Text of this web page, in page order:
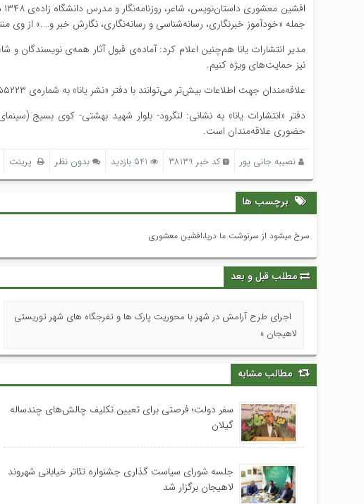
جمله «خودآموز خبرنگاری، رسانه‌شناسی و رسانه‌نگاری، نگارش خبر و….» از وی
مدیر انتشارات یانا هم‌چنین اعلام کرد: آماده‌ی قبول آثار همه‌ی نویسندگان
نیز حمایت‌های ویژه کنیم.
علاقه‌مندان جهت اطلاعات بیش‌تر می‌توانند با دفتر «نشر یانا» به شماره‌ی ۴۲۵۵۵۲۲۳-۰۱۳ یا با همراه ۵۵۹۹۴۰۴-۰۹۱۱ تماس بگیرند.
حضوری علاقه‌مندان است.
نصیبه جانی پور کد خبر 38139 بدون نظر پرینت
برچسب ها
سرخ میشود از سرنوشت ما دریا،افشین معشوری
مطلب قبل و بعد
اجرای طرح آرامش در شهر با محوریت پارک ها و تفرجگاه های شهر توریستی
لاهیجان »
مطالب مشابه
سفر دولت؛ فرصتی برای تعیین تکلیف چالش‌های چندساله
گیلان
جلسه شورای سیاست گذاری جشنواره تئاتر خیابانی شهروند
لاهیجان برگزار شد